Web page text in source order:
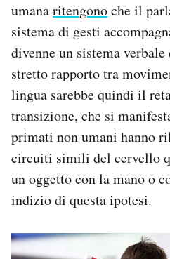
umanaritengonoche il
sistema di gesti
divenne un sistema
stretto rapporto tra
lingua sarebbe quindi il
transizione, che si
primati non umani hanno
circuiti simili del cervello
un oggetto con la mano o
indizio di questa ipotesi.